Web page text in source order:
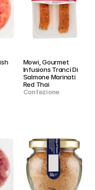
Mowi, Gourmet
Infusions Tranci Di
Salmone Marinati
Red Thai
Confezione